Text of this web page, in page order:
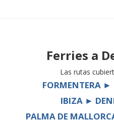
Ferries a
Las rutas
FORMENTERA ►
IBIZA ►
PALMA DE